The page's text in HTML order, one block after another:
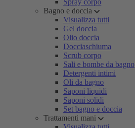
Spray corpo
Bagno e doccia
Visualizza tutti
Gel doccia
Olio doccia
Docciaschiuma
Scrub corpo
Sali e bombe da bagno
Detergenti intimi
Oli da bagno
Saponi liquidi
Saponi solidi
Set bagno e doccia
Trattamenti mani